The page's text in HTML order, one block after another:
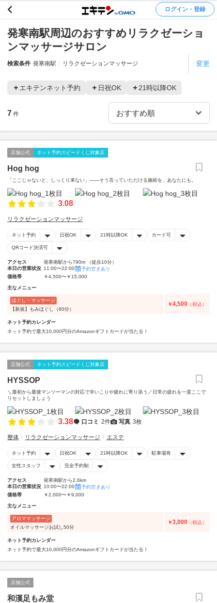
ログイン・登録
発寒南駅周辺のおすすめリラクゼーショ
ンマッサージサロン
検索条件 発寒南駅 リラクゼーションマッサージ 変更
エキテンネット予約 日祝OK 21時以降OK
7 件
店舗公式 ネット予約スピードくじ対象店
Hog hog
「ここじゃないと、しっくり来ない」——そう言っていただける施術を、あなたにも。
3.08
リラクゼーションマッサージ
ネット予約 日祝OK 21時以降OK カード可
QRコード決済可
アクセス
発寒南駅から790m （徒歩10分）
本日の営業状況 11:00〜22:00
予約空きあり
価格帯
￥4,500〜￥15,000
主なメニュー
ほぐし・マッサージ
【新規】もみほぐし（60分）
￥4,500 （税込）
ネット予約カレンダー
ネット予約で最大10,000円分のAmazonギフトカードが当たる！
店舗公式 ネット予約スピードくじ対象店
HYSSOP
＼最初から最後マンツーマンの対応で辛いこりや疲れに寄り添う／日常の疲れを一度ここで
リセットしましょう
3.38 口コミ 2件 写真 3枚
整体 リラクゼーションマッサージ エステ
ネット予約 日祝OK 21時以降OK 駐車場有
女性スタッフ 完全予約制
アクセス
発寒南駅から2.6km
本日の営業状況 10:00〜22:00
予約空きあり
価格帯
￥2,000〜￥9,000
主なメニュー
アロママッサージ
オイルマッサージお試し50分
￥3,000 （税込）
ネット予約カレンダー
ネット予約で最大10,000円分のAmazonギフトカードが当たる！
店舗公式
和漢足もみ堂